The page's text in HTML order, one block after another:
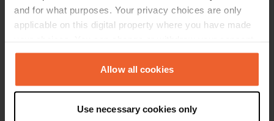
and for what purposes. Your privacy choices are only
applicable on this digital property where you have made
any time from the Cookie Declaration or by clicking on
the Privacy trigger icon.
Collect information about your geographical location
Allow all cookies
Use necessary cookies only
Einem Ort wurde ein Foto